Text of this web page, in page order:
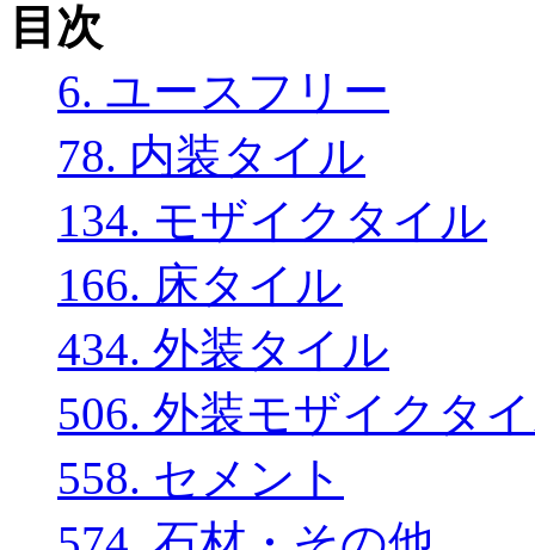
目次
6. ユースフリー
78. 内装タイル
134. モザイクタイル
166. 床タイル
434. 外装タイル
506. 外装モザイクタ
558. セメント